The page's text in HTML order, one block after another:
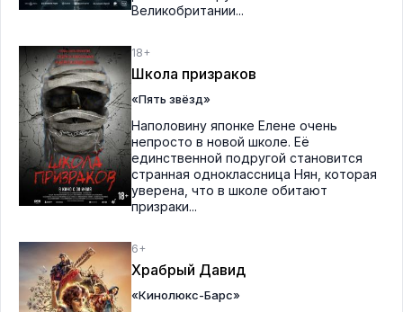
Великобритании...
18+
Школа призраков
«Пять звёзд»
Наполовину японке Елене очень
непросто в новой школе. Её
единственной подругой становится
странная одноклассница Нян, которая
уверена, что в школе обитают
призраки...
6+
Храбрый Давид
«Кинолюкс-Барс»